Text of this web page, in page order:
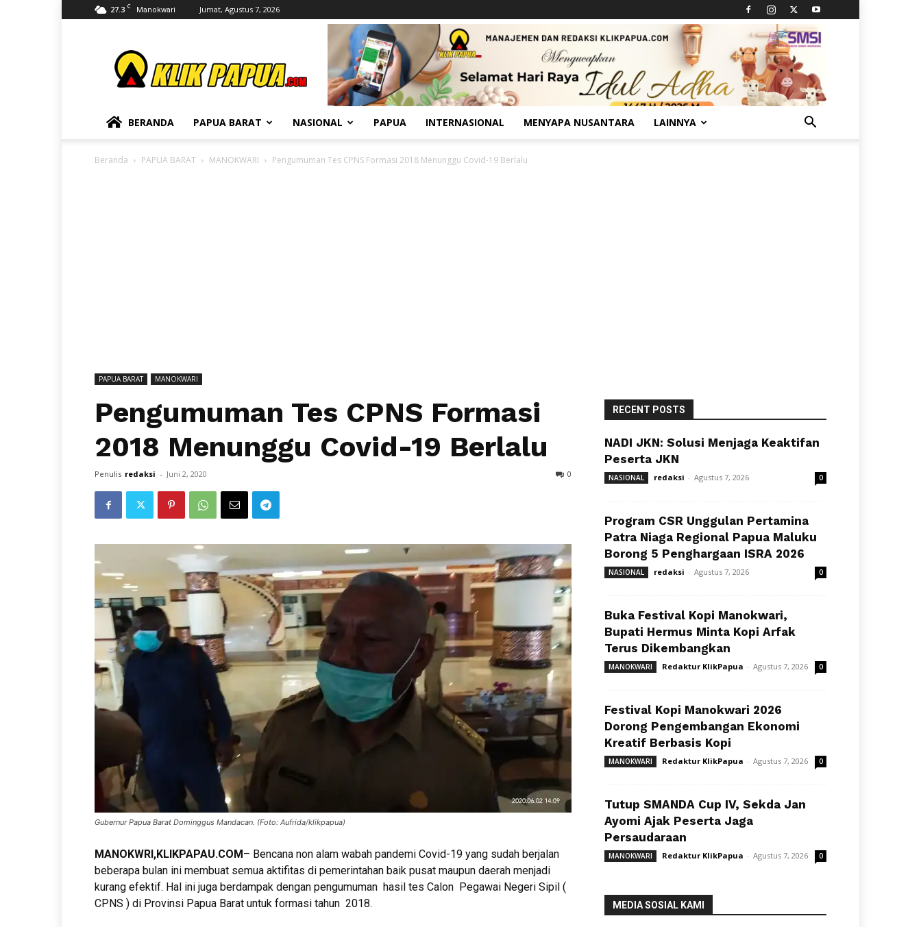
27.3 C Manokwari Jumat, Agustus 7, 2026
BERANDA PAPUA BARAT NASIONAL PAPUA INTERNASIONAL MENYAPA NUSANTARA LAINNYA
Beranda PAPUA BARAT MANOKWARI Pengumuman Tes CPNS Formasi 2018 Menunggu Covid-19 Berlalu
PAPUA BARAT MANOKWARI
Pengumuman Tes CPNS Formasi
2018 Menunggu Covid-19 Berlalu
Penulis redaksi - Juni 2, 2020 0
Gubernur Papua Barat Dominggus Mandacan. (Foto: Aufrida/klikpapua)
MANOKWRI,KLIKPAPAU.COM– Bencana non alam wabah pandemi Covid-19 yang sudah berjalan
beberapa bulan ini membuat semua aktifitas di pemerintahan baik pusat maupun daerah menjadi
kurang efektif. Hal ini juga berdampak dengan pengumuman hasil tes Calon Pegawai Negeri Sipil (
CPNS ) di Provinsi Papua Barat untuk formasi tahun 2018.
RECENT POSTS
NADI JKN: Solusi Menjaga Keaktifan
Peserta JKN
NASIONAL redaksi - Agustus 7, 2026 0
Program CSR Unggulan Pertamina
Patra Niaga Regional Papua Maluku
Borong 5 Penghargaan ISRA 2026
NASIONAL redaksi - Agustus 7, 2026 0
Buka Festival Kopi Manokwari,
Bupati Hermus Minta Kopi Arfak
Terus Dikembangkan
MANOKWARI Redaktur KlikPapua - Agustus 7, 2026 0
Festival Kopi Manokwari 2026
Dorong Pengembangan Ekonomi
Kreatif Berbasis Kopi
MANOKWARI Redaktur KlikPapua - Agustus 7, 2026 0
Tutup SMANDA Cup IV, Sekda Jan
Ayomi Ajak Peserta Jaga
Persaudaraan
MANOKWARI Redaktur KlikPapua - Agustus 7, 2026 0
MEDIA SOSIAL KAMI